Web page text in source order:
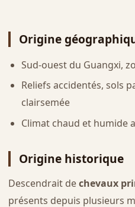
Origine
Sud-ouest du Guangxi,
Reliefs accidentés, sols
clairsemée
Climat chaud et humide
Origine historique
Descendrait dechevaux
présents depuis plusieurs